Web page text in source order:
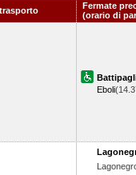
Fermate
(orario di
Eboli